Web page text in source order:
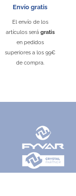
deportiva bandera
10547-ESP
Desde 1,21 €
Envío gratis
El envío de los
artículos será gratis
en pedidos
superiores a los 99€
de compra.